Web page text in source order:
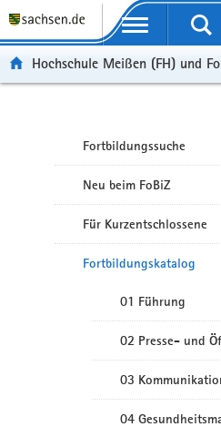
Portalübergreifende Navigation
Hochschule Meißen (FH) und
Fortbildungssuche
Neu beim FoBiZ
Für Kurzentschlossene
Fortbildungskatalog
01 Führung
02 Presse- und
03
04